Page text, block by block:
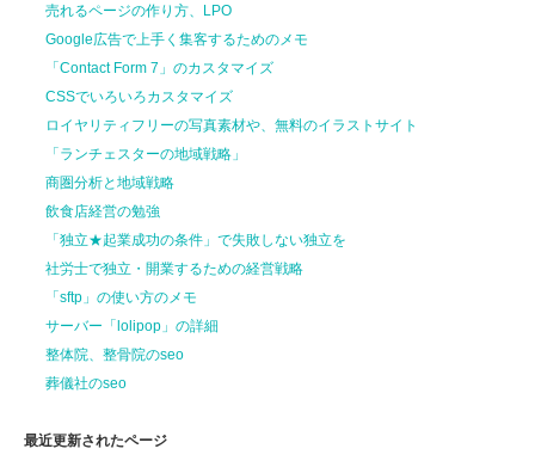
売れるページの作り方、LPO
Google広告で上手く集客するためのメモ
「Contact Form 7」のカスタマイズ
CSSでいろいろカスタマイズ
ロイヤリティフリーの写真素材や、無料のイラストサイト
「ランチェスターの地域戦略」
商圏分析と地域戦略
飲食店経営の勉強
「独立★起業成功の条件」で失敗しない独立を
社労士で独立・開業するための経営戦略
「sftp」の使い方のメモ
サーバー「lolipop」の詳細
整体院、整骨院のseo
葬儀社のseo
最近更新されたページ